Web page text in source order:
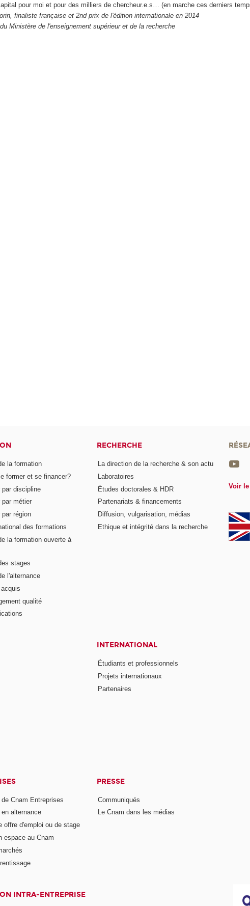
pour moi et pour des milliers de chercheur.e.s… (en marche ces derniers
finaliste française et 2nd prix de l'édition internationale en 2014
Ministère de l'enseignement supérieur et de la recherche
la formation
former et se financer?
par discipline
par métier
par région
des formations
la formation ouverte à
stages
l'alternance
qualité
RECHERCHE
La direction de la recherche & son actu
Laboratoires
Études doctorales & HDR
Partenariats & financements
Diffusion, vulgarisation, médias
Ethique et intégrité dans la recherche
INTERNATIONAL
Étudiants et professionnels
Projets internationaux
Partenaires
Cnam Entreprises
alternance
offre d'emploi ou de stage
espace au Cnam
PRESSE
Communiqués
Le Cnam dans les médias
INTRA-ENTREPRISE
Voir